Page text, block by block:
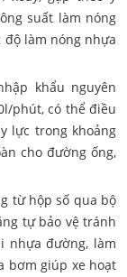
suất làm nóng
độ làm nóng nhựa
khẩu nguyên
phút, có thể điều
lực trong khoảng
cho đường ống,
từ hộp số qua bộ
tự bảo vệ tránh
nhựa đường, làm
bơm giúp xe hoạt